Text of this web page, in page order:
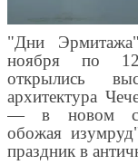
"Дни
ноября по
открылись
архитектура
— в новом
обожая
праздник в